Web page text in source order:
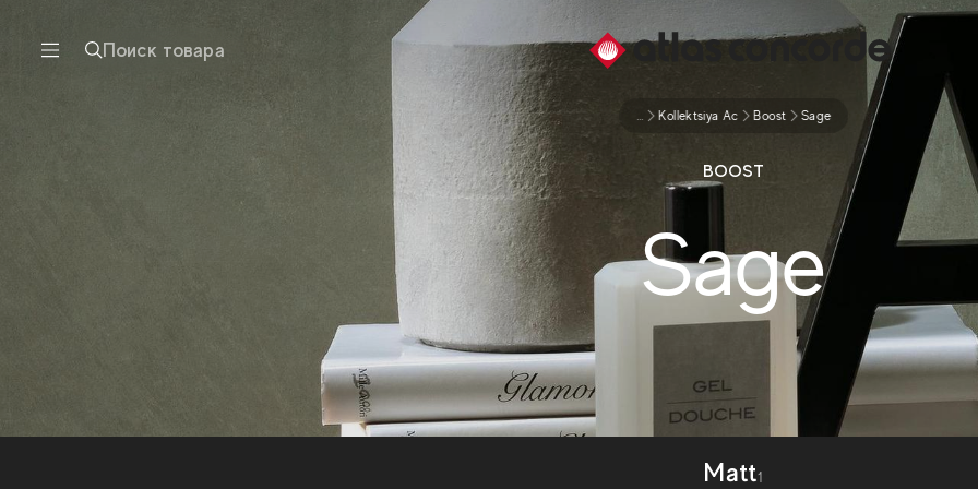
Поиск товара
... Kollektsiya Ac Boost Sage
BOOST
Sage
Matt1